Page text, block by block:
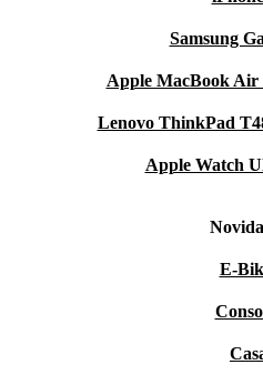
Samsung
Apple MacBook Air
Lenovo ThinkPad
Apple Watch
E-